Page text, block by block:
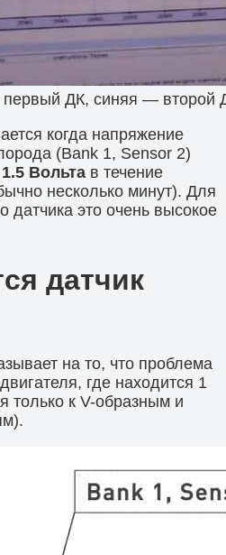
ДК, синяя — второй
когда напряжение
(Bank 1, Sensor 2)
1.5 Вольта в течение
несколько минут). Для
датчика это очень высокое
датчик
на то, что проблема
где находится 1
только к V-образным и